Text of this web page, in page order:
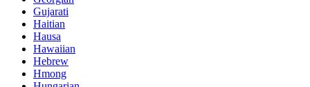
Gujarati
Haitian
Hausa
Hawaiian
Hebrew
Hmong